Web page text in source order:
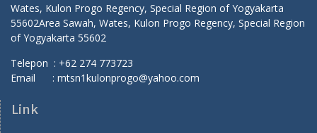
Wates, Kulon Progo Regency, Special Region of Yogyakarta
55602Area Sawah, Wates, Kulon Progo Regency, Special Region
of Yogyakarta 55602
Telepon : +62 274 773723
Email : mtsn1kulonprogo@yahoo.com
Link